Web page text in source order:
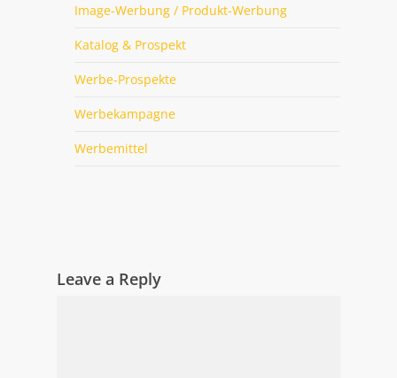
Image-Werbung / Produkt-Werbung
Katalog & Prospekt
Werbe-Prospekte
Werbekampagne
Werbemittel
Leave a Reply